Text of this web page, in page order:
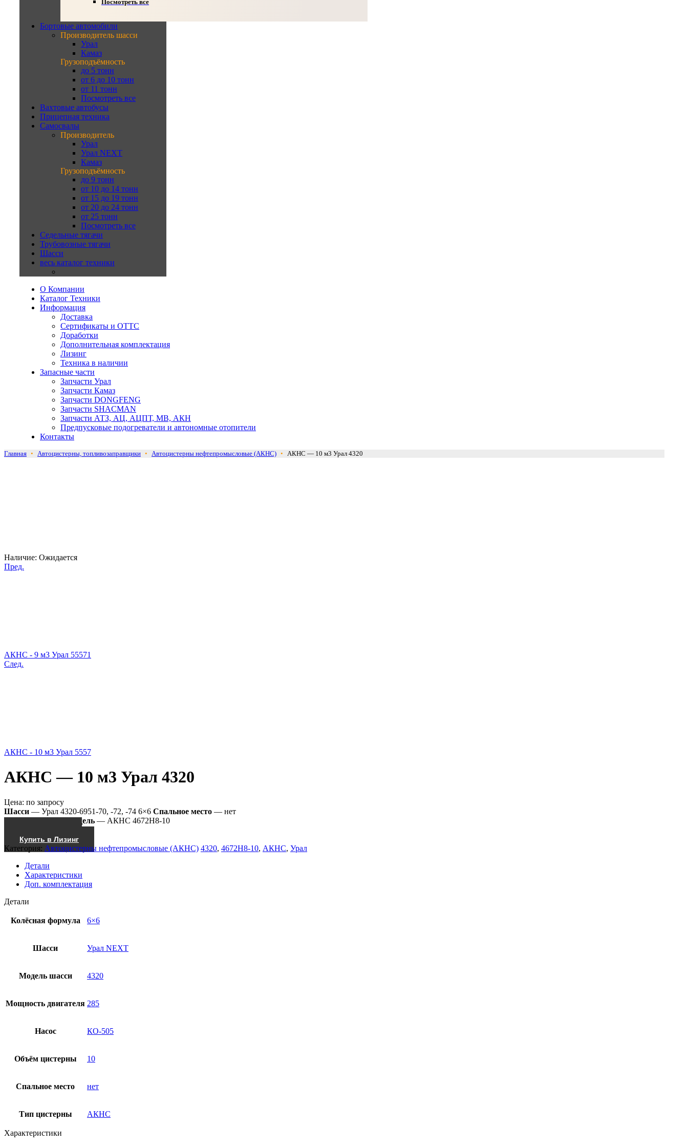
Посмотреть все
Бортовые автомобили
Производитель шасси
Урал
Камаз
Грузоподъёмность
до 5 тонн
от 6 до 10 тонн
от 11 тонн
Посмотреть все
Вахтовые автобусы
Прицепная техника
Самосвалы
Производитель
Урал
Урал NEXT
Камаз
Грузоподъёмность
до 9 тонн
от 10 до 14 тонн
от 15 до 19 тонн
от 20 до 24 тонн
от 25 тонн
Посмотреть все
Седельные тягачи
Трубовозные тягачи
Шасси
весь каталог техники
О Компании
Каталог Техники
Информация
Доставка
Сертификаты и ОТТС
Доработки
Дополнительная комплектация
Лизинг
Техника в наличии
Запасные части
Запчасти Урал
Запчасти Камаз
Запчасти DONGFENG
Запчасти SHACMAN
Запчасти АТЗ, АЦ, АЦПТ, МВ, АКН
Предпусковые подогреватели и автономные отопители
Контакты
Главная • Автоцистерны, топливозаправщики • Автоцистерны нефтепромысловые (АКНС) • АКНС — 10 м3 Урал 4320
Наличие: Ожидается
Пред.
АКНС - 9 м3 Урал 55571
След.
АКНС - 10 м3 Урал 5557
АКНС — 10 м3 Урал 4320
Цена: по запросу
Шасси — Урал 4320-6951-70, -72, -74 6×6 Спальное место — нет
Модель — АКНС 4672Н8-10
Купить в Лизинг
Категория: Автоцистерны нефтепромысловые (АКНС) 4320, 4672Н8-10, АКНС, Урал
Детали
Характеристики
Доп. комплектация
Детали
Колёсная формула 6×6
Шасси Урал NEXT
Модель шасси 4320
Мощность двигателя 285
Насос КО-505
Объём цистерны 10
Спальное место нет
Тип цистерны АКНС
Характеристики